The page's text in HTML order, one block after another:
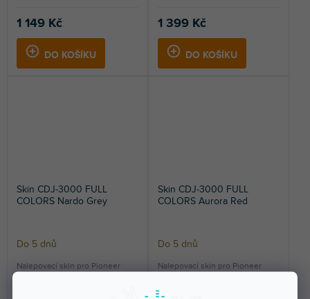
1 149 Kč
DO KOŠÍKU
1 399 Kč
DO KOŠÍKU
Skin CDJ-3000 FULL
COLORS Nardo Grey
Do 5 dnů
Nalepovací skin pro Pioneer
CDJ-3000. Ochrání váš
Skin CDJ-3000 FULL
COLORS Aurora Red
Do 5 dnů
Nalepovací skin pro Pioneer
CDJ-3000. Ochrání váš